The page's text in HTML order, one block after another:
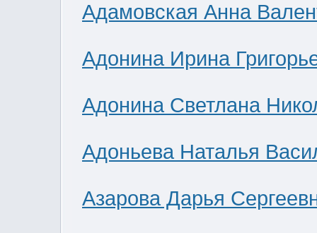
Адамовская Анна
Адонина Ирина
Адонина Светлана
Адоньева Наталья
Азарова Дарья